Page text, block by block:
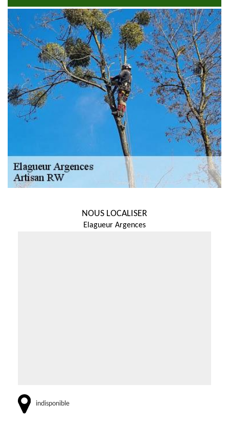
NOUS LOCALISER
Elagueur Argences
indisponible